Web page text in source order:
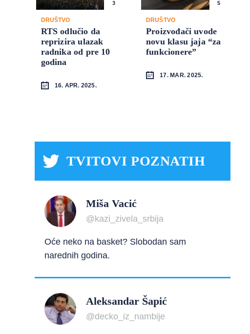
3
DRUŠTVO
RTS odlučio da
reprizira ulazak
radnika od pre 10
godina
16. APR. 2025.
5
DRUŠTVO
Proizvođači uvode
novu klasu jaja “za
funkcionere”
17. MAR. 2025.
TVITOVI POZNATIH
Miša Vacić
@kazi_zivela_srbija
Oće neko na basket? Slobodan sam
narednih godina.
Aleksandar Šapić
@decko_iz_nambije